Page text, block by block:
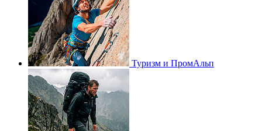
Туризм и ПромАльп